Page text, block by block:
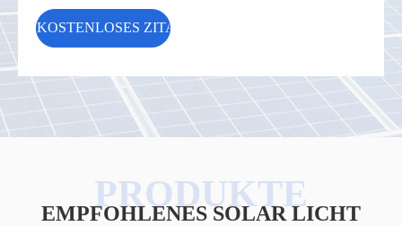
EMPFOHLENES SOLAR LICHT